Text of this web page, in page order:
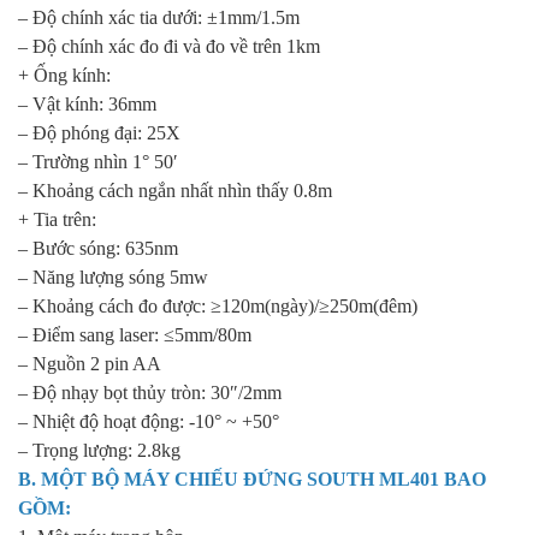
– Độ chính xác tia dưới: ±1mm/1.5m
– Độ chính xác đo đi và đo về trên 1km
+ Ống kính:
– Vật kính: 36mm
– Độ phóng đại: 25X
– Trường nhìn 1° 50′
– Khoảng cách ngắn nhất nhìn thấy 0.8m
+ Tia trên:
– Bước sóng: 635nm
– Năng lượng sóng 5mw
– Khoảng cách đo được: ≥120m(ngày)/≥250m(đêm)
– Điểm sang laser: ≤5mm/80m
– Nguồn 2 pin AA
– Độ nhạy bọt thủy tròn: 30″/2mm
– Nhiệt độ hoạt động: -10° ~ +50°
– Trọng lượng: 2.8kg
B. MỘT BỘ MÁY CHIẾU ĐỨNG SOUTH ML401 BAO
GỒM: